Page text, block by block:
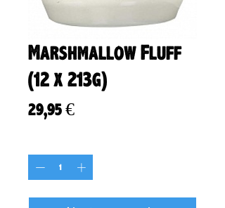
Marshmallow Fluff
(12 x 213g)
29,95 €Prix